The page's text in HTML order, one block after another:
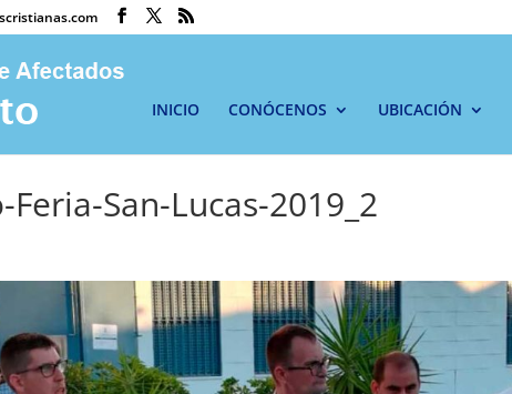
INICIO CONÓCENOS UBICACIÓN
San-Lucas-2019_2